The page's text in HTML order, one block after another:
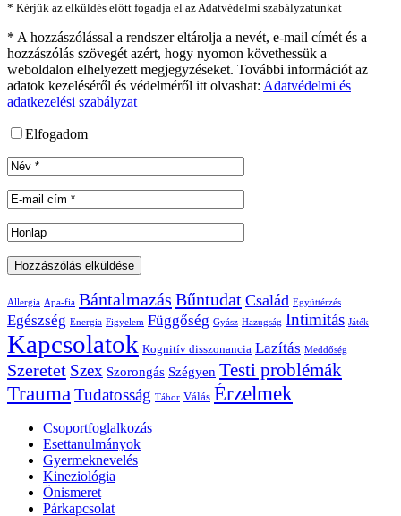
* Kérjük az elküldés előtt fogadja el az Adatvédelmi szabályzatunkat
* A hozzászólással a rendszer eltárolja a nevét, e-mail címét és a
hozzászólás szövegét azért, hogy nyomon követhessük a
weboldalon elhelyezett megjegyzéseket. További információt az
adatok kezeléséről és védelméről itt olvashat: Adatvédelmi és
adatkezelési szabályzat
Elfogadom
Allergia Apa-fia Bántalmazás Bűntudat Család Együttérzés
Egészség Energia Figyelem Függőség Gyász Hazugság Intimitás Játék
Kapcsolatok Kognitív disszonancia Lazítás Meddőség
Szeretet Szex Szorongás Szégyen Testi problémák
TraumaTudatosság Tábor Válás Érzelmek
Csoportfoglalkozás
Esettanulmányok
Gyermeknevelés
Kineziológia
Önismeret
Párkapcsolat